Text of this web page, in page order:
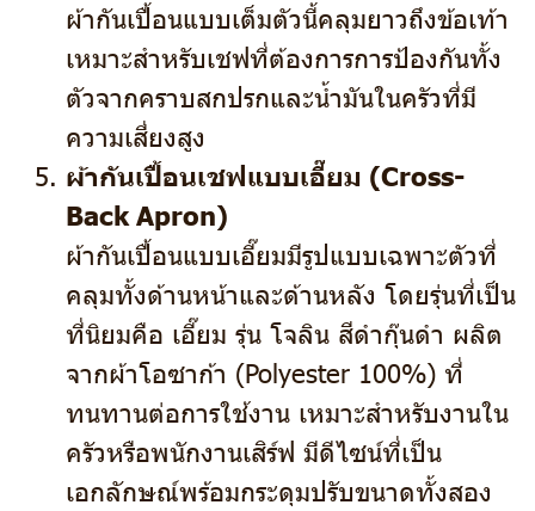
ผ้ากันเปื้อนแบบเต็มตัวนี้คลุมยาวถึงข้อเท้า
เหมาะสำหรับเชฟที่ต้องการการป้องกันทั้ง
ตัวจากคราบสกปรกและน้ำมันในครัวที่มี
ความเสี่ยงสูง
ผ้ากันเปื้อนเชฟแบบเอี๊ยม (ฺCross-
Back Apron)
ผ้ากันเปื้อนแบบเอี๊ยมมีรูปแบบเฉพาะตัวที่
คลุมทั้งด้านหน้าและด้านหลัง โดยรุ่นที่เป็น
ที่นิยมคือ เอี๊ยม รุ่น โจลิน สีดำกุ๊นดำ ผลิต
จากผ้าโอซาก้า (Polyester 100%) ที่
ทนทานต่อการใช้งาน เหมาะสำหรับงานใน
ครัวหรือพนักงานเสิร์ฟ มีดีไซน์ที่เป็น
เอกลักษณ์พร้อมกระดุมปรับขนาดทั้งสอง